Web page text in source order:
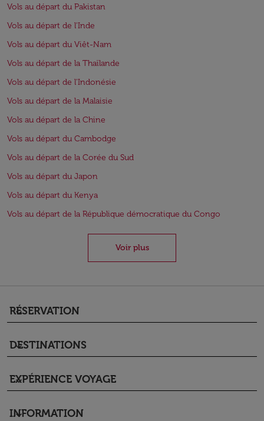
Vols au départ du Pakistan
Vols au départ de l'Inde
Vols au départ du Viêt-Nam
Vols au départ de la Thaïlande
Vols au départ de l'Indonésie
Vols au départ de la Malaisie
Vols au départ de la Chine
Vols au départ du Cambodge
Vols au départ de la Corée du Sud
Vols au départ du Japon
Vols au départ du Kenya
Vols au départ de la République démocratique du Congo
Voir plus
RÉSERVATION
keyboard_arrow_down
DESTINATIONS
keyboard_arrow_down
EXPÉRIENCE VOYAGE
keyboard_arrow_down
INFORMATION
keyboard_arrow_down